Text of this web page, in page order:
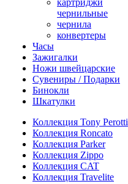
картриджи
чернильные
чернила
конвертеры
Часы
Зажигалки
Ножи швейцарские
Сувениры / Подарки
Бинокли
Шкатулки
Коллекция Tony Perotti
Коллекция Roncato
Коллекция Parker
Коллекция Zippo
Коллекция CAT
Коллекция Travelite